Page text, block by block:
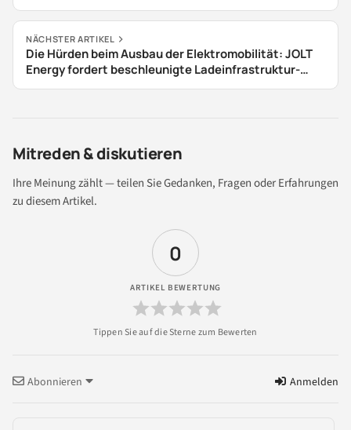
NÄCHSTER ARTIKEL
Die Hürden beim Ausbau der Elektromobilität: JOLT
Energy fordert beschleunigte Ladeinfrastruktur-
Offensive
Mitreden & diskutieren
Ihre Meinung zählt — teilen Sie Gedanken, Fragen oder Erfahrungen
zu diesem Artikel.
0
ARTIKEL BEWERTUNG
Abonnieren Anmelden